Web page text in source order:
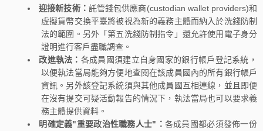
迎接新技術： 託管錢包供應商(custodian wallet providers)和
虛擬貨幣交換平臺將被視為新的義務主體而納入於洗錢防制
法的範圍。另外「第五洗錢防制指令」還允許使用電子身分
證明進行客戶盡職調查。
改進執法： 各成員國須建立自身國家的銀行帳戶登記系統，
以便執法當局能夠方便地查閱在該成員國內的所有銀行帳戶
資訊。另外該登記系統須與其他成員國互相連線，並且即便
在沒有提交可疑活動報告的情況下，執法當局也可以要求義
務主體提供資料。
明確定義"重要政治性職務人士"： 各成員國都必須發佈一份